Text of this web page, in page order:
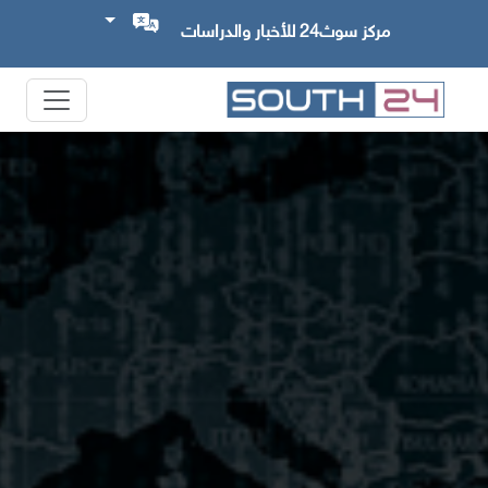
مركز سوث24 للأخبار والدراسات